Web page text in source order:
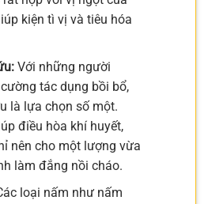
kiện tì vị và tiêu hóa
Với những người
tác dụng bồi bổ,
là lựa chọn số một.
điều hòa khí huyết,
nên cho một lượng vừa
làm đắng nồi cháo.
loại nấm như nấm